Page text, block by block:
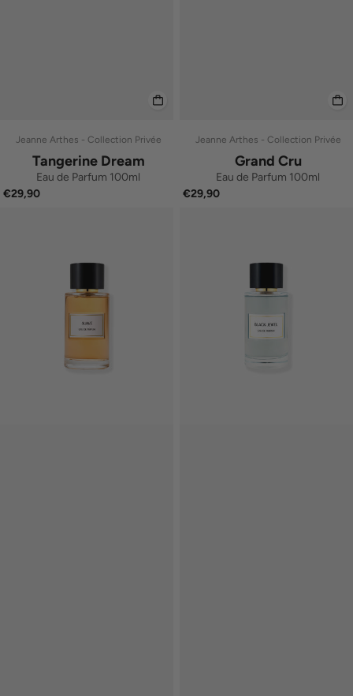
Jeanne Arthes - Collection Privée
Tangerine Dream
Eau de Parfum 100ml
€29,90
Jeanne Arthes - Collection Privée
Grand Cru
Eau de Parfum 100ml
€29,90